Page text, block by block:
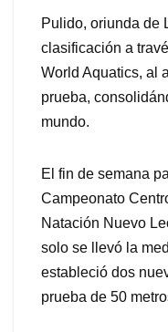
Pulido, oriunda de
clasificación a
World Aquatics, al
prueba,
mundo.
El fin de semana
Campeonato
Natación Nuevo
solo se llevó la
estableció dos
prueba de 50